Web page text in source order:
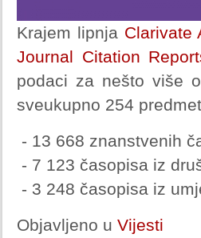
Krajem lipnja Clarivate
Journal Citation
podaci za nešto više
sveukupno 254
- 13 668 znanstvenih
- 7 123 časopisa iz
- 3 248 časopisa iz
Objavljeno u Vijesti